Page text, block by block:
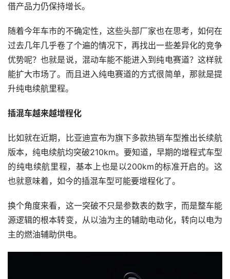
借产品力仍保持增长。
随着今年车市的不确定性，这些头部厂家也在思考，如何在
过去几年几乎卷了个遍的情况下，再找出一些差异化的竞争
优势呢？也就是说，混动车能不能进入到纯电赛道？这样就
能扩大市场了。而且进入纯电赛道的方式很简单，那就是提
升纯电续航里程。
插混车越来越增程化
比如就在近期，比亚迪宣布为旗下多款热销车型推出长续航
版本，纯电续航均突破210km。要知道，早期的增程式车型
的纯电续航里程，基本上也是以200km的标准开启的。这
也就意味着，如今的插混车型可能要增程化了。
换个角度来看，这一突破不只是参数表的数字，而是整车能
源逻辑的根本转变，从以油为主的辅助电动化，转向以电为
主的燃油辅助供电。